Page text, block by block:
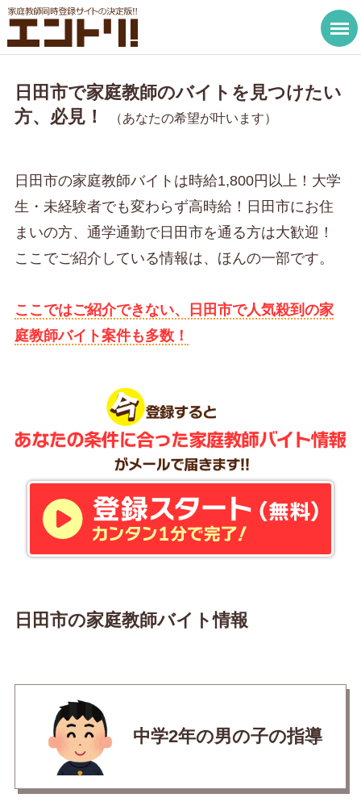
日田市で家庭教師のバイトを見つけたい
方、必見！
（あなたの希望が叶います）
日田市の家庭教師バイトは時給1,800円以上！大学
生・未経験者でも変わらず高時給！日田市にお住
まいの方、通学通勤で日田市を通る方は大歓迎！
ここでご紹介している情報は、ほんの一部です。
ここではご紹介できない、日田市で人気殺到の家
庭教師バイト案件も多数！
日田市の家庭教師バイト情報
中学2年の男の子の指導